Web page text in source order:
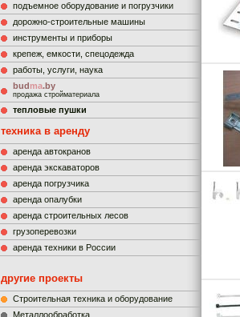
подъемное оборудование и погрузчики
дорожно-строительные машины
инструменты и приборы
крепеж, емкости, спецодежда
работы, услуги, наука
budma.by
продажа стройматериала
тепловые пушки
техника в аренду
аренда автокранов
аренда экскаваторов
аренда погрузчика
аренда опалубки
аренда строительных лесов
грузоперевозки
аренда техники в России
другие проекты
Строительная техника и оборудование
Металлообработка